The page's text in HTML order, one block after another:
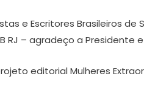
e Escritores Brasileiros de
– agradeço a Presidente
editorial Mulheres